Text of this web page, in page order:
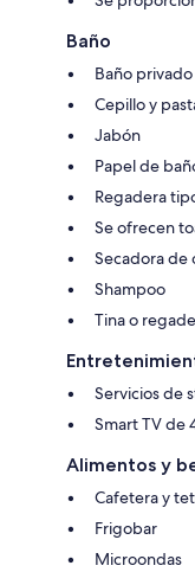
Baño
Baño privado
Cepillo y
Jabón
Papel de
Regadera
Se ofrecen
Secadora de
Shampoo
Tina o
Servicios de
Smart TV de
Alimentos y
Cafetera y
Frigobar
Microondas